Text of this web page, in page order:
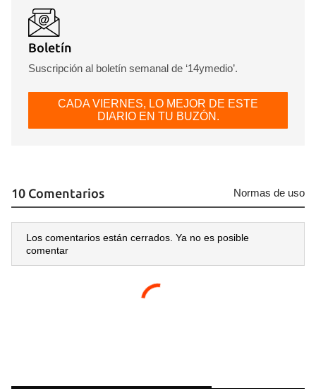
Guardar como favorito
Para poder guardar como favorito, primero has de
iniciar sesión con tu cuenta de 14ymedio.
Boletín
Suscripción al boletín semanal de ‘14ymedio’.
CADA VIERNES, LO MEJOR DE ESTE
DIARIO EN TU BUZÓN.
10 Comentarios Normas de uso
Los comentarios están cerrados. Ya no es posible
comentar